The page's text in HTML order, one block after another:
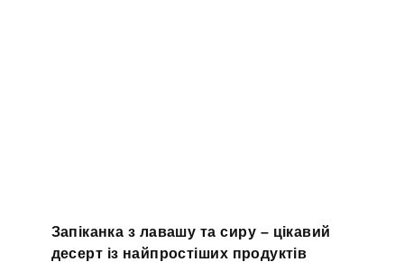
Запіканка з лавашу та сиру – цікавий
десерт із найпростіших продуктів